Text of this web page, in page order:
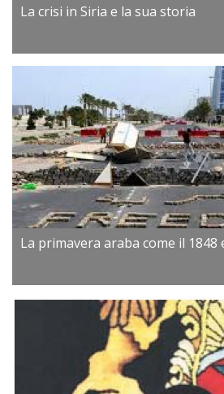
La crisi in Siria e la sua storia
La primavera araba come il 1848